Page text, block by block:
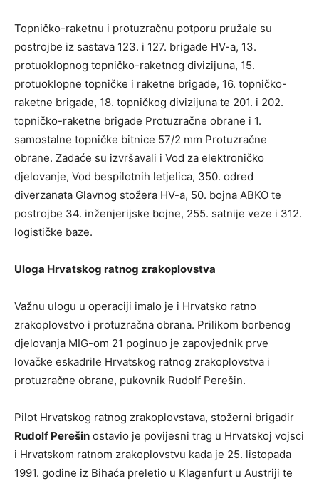
Topničko-raketnu i protuzračnu potporu pružale su
postrojbe iz sastava 123. i 127. brigade HV-a, 13.
protuoklopnog topničko-raketnog divizijuna, 15.
protuoklopne topničke i raketne brigade, 16. topničko-
raketne brigade, 18. topničkog divizijuna te 201. i 202.
topničko-raketne brigade Protuzračne obrane i 1.
samostalne topničke bitnice 57/2 mm Protuzračne
obrane. Zadaće su izvršavali i Vod za elektroničko
djelovanje, Vod bespilotnih letjelica, 350. odred
diverzanata Glavnog stožera HV-a, 50. bojna ABKO te
postrojbe 34. inženjerijske bojne, 255. satnije veze i 312.
logističke baze.
Uloga Hrvatskog ratnog zrakoplovstva
Važnu ulogu u operaciji imalo je i Hrvatsko ratno
zrakoplovstvo i protuzračna obrana. Prilikom borbenog
djelovanja MIG-om 21 poginuo je zapovjednik prve
lovačke eskadrile Hrvatskog ratnog zrakoplovstva i
protuzračne obrane, pukovnik Rudolf Perešin.
Pilot Hrvatskog ratnog zrakoplovstava, stožerni brigadir
Rudolf Perešin ostavio je povijesni trag u Hrvatskoj vojsci
i Hrvatskom ratnom zrakoplovstvu kada je 25. listopada
1991. godine iz Bihaća preletio u Klagenfurt u Austriji te